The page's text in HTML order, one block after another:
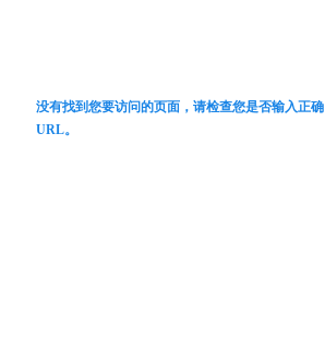
没有找到您要访问的页面，请检查您是否输入正确
URL。